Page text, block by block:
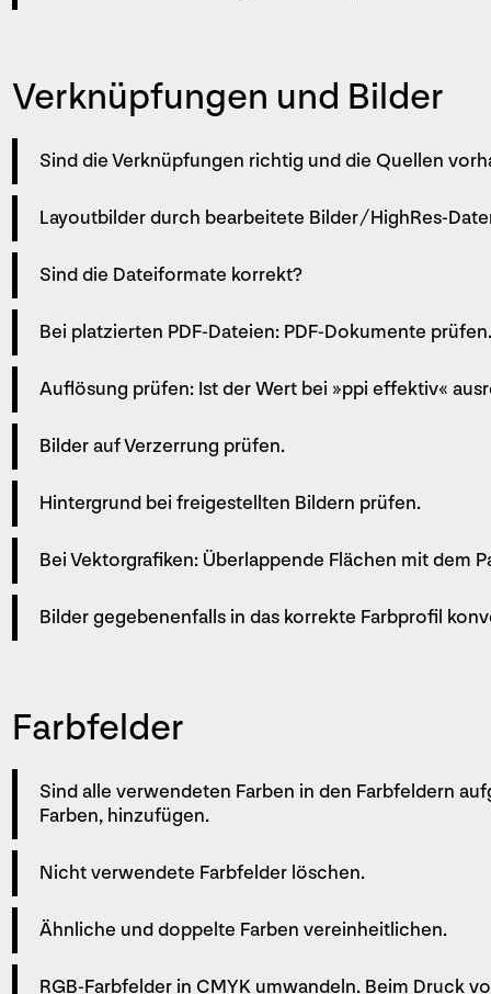
Verknüpfungen und Bilder
Sind die Verknüpfungen richtig und die Quellen
Layoutbilder durch bearbeitete Bilder / HighRes-
Sind die Dateiformate korrekt?
Bei platzierten PDF-Dateien: PDF-­Dokumente
Auflösung prüfen: Ist der Wert bei »ppi effektiv«
Bilder auf Verzerrung prüfen.
Hintergrund bei freigestellten Bildern prüfen.
Bei Vektorgrafiken: Überlappende Flächen mit dem
Bilder gegebenenfalls in das korrekte Farb­profil
Farbfelder
Sind alle verwendeten Farben in den Farb­feldern
Farben, hinzu­fügen.
Nicht verwendete Farbfelder löschen.
Ähnliche und doppelte Farben vereinheit­lichen.
RGB-Farbfelder in CMYK umwandeln. Beim Druck